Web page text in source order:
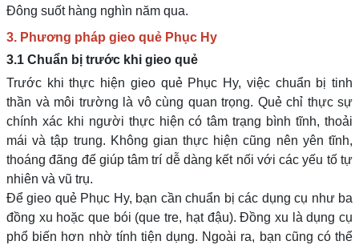
Đông suốt hàng nghìn năm qua.
3. Phương pháp gieo quẻ Phục Hy
3.1 Chuẩn bị trước khi gieo quẻ
Trước khi thực hiện gieo quẻ Phục Hy, việc chuẩn bị tinh
thần và môi trường là vô cùng quan trọng. Quẻ chỉ thực sự
chính xác khi người thực hiện có tâm trạng bình tĩnh, thoải
mái và tập trung. Không gian thực hiện cũng nên yên tĩnh,
thoáng đãng để giúp tâm trí dễ dàng kết nối với các yếu tố tự
nhiên và vũ trụ.
Để gieo quẻ Phục Hy, bạn cần chuẩn bị các dụng cụ như ba
đồng xu hoặc que bói (que tre, hạt đậu). Đồng xu là dụng cụ
phổ biến hơn nhờ tính tiện dụng. Ngoài ra, bạn cũng có thể